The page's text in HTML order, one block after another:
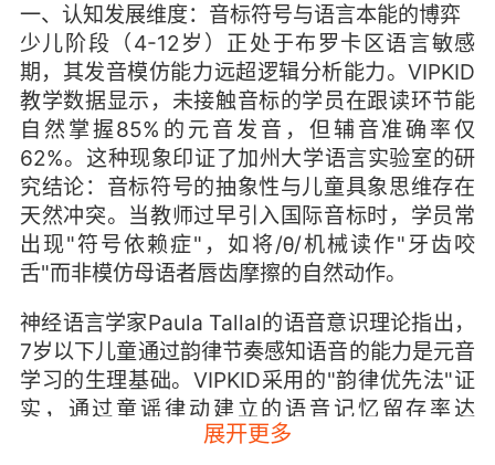
一、认知发展维度：音标符号与语言本能的博弈
少儿阶段（4-12岁）正处于布罗卡区语言敏感
期，其发音模仿能力远超逻辑分析能力。VIPKID
教学数据显示，未接触音标的学员在跟读环节能
自然掌握85%的元音发音，但辅音准确率仅
62%。这种现象印证了加州大学语言实验室的研
究结论：音标符号的抽象性与儿童具象思维存在
天然冲突。当教师过早引入国际音标时，学员常
出现"符号依赖症"，如将/θ/机械读作"牙齿咬
舌"而非模仿母语者唇齿摩擦的自然动作。
神经语言学家Paula Tallal的语音意识理论指出，
7岁以下儿童通过韵律节奏感知语音的能力是元音
学习的生理基础。VIPKID采用的"韵律优先法"证
实，通过童谣律动建立的语音记忆留存率达
78%，而传统音标教学组仅为54%。这揭示了音
展开更多